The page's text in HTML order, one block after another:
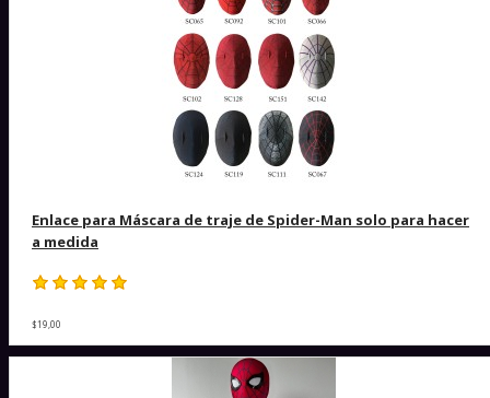
Enlace para Máscara de traje de Spider-Man solo para hacer
a medida
$19,00